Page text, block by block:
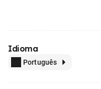
Idioma
Português